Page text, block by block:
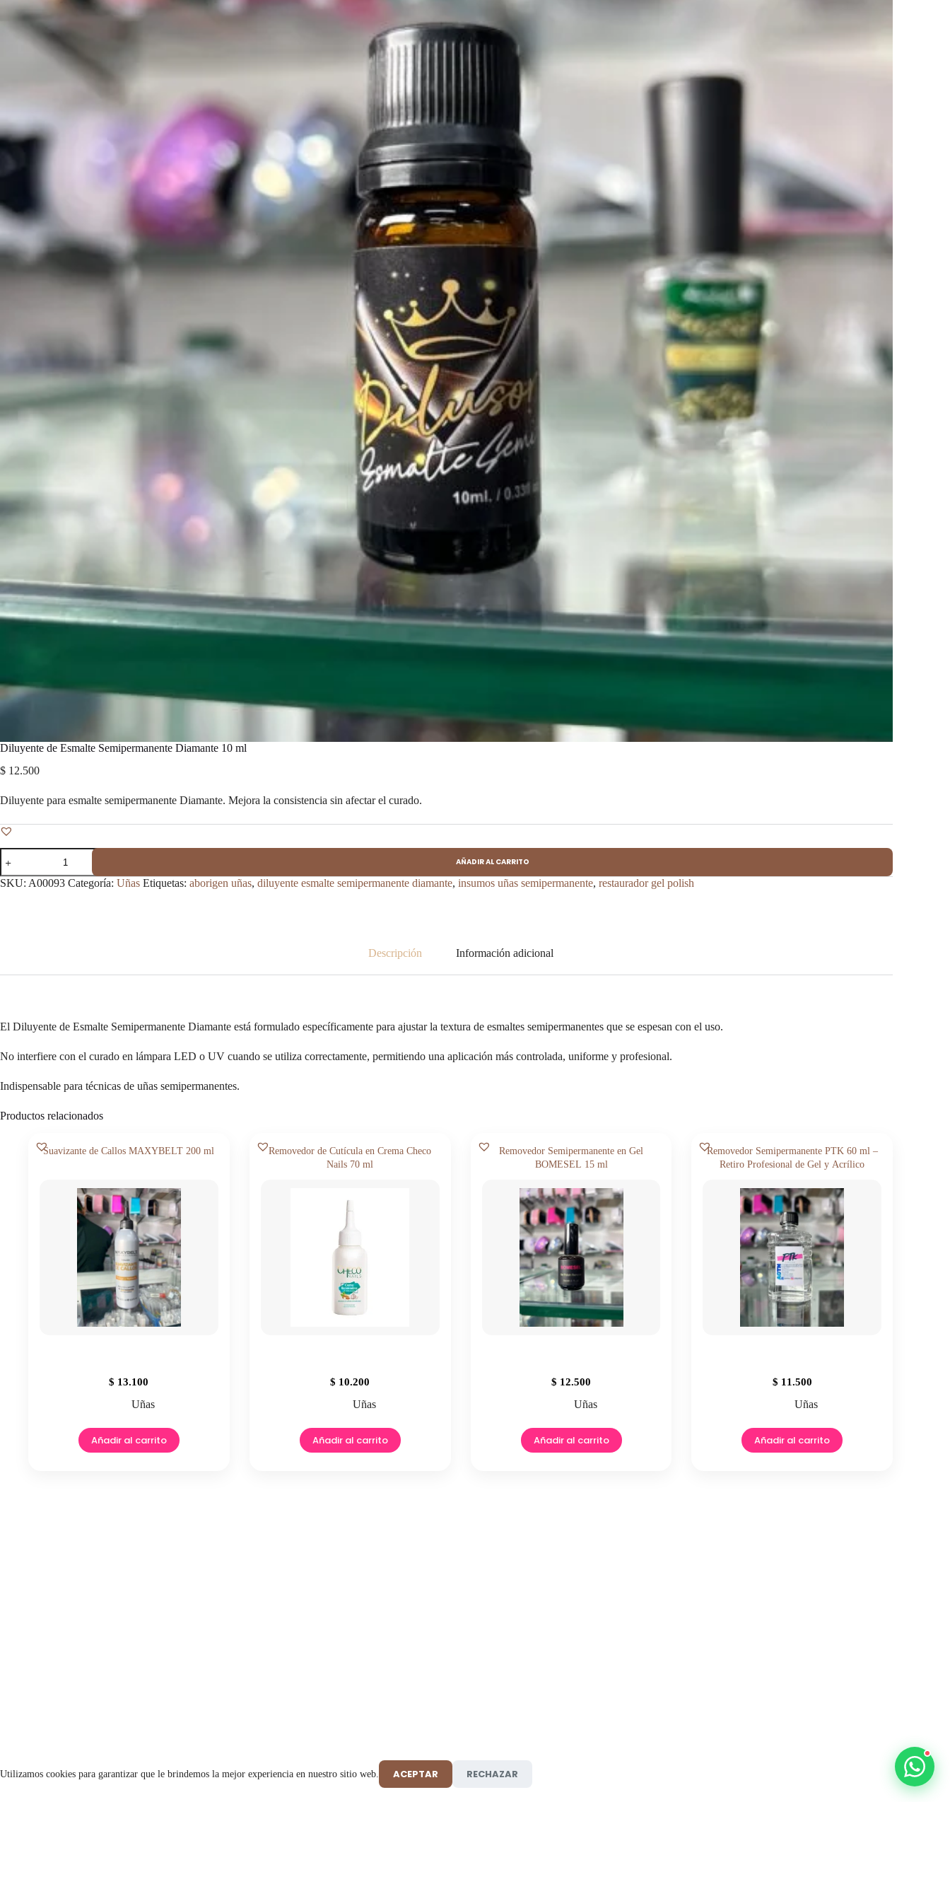
Utilizamos cookies para garantizar que le brindemos la mejor experiencia en nuestro sitio web. ACEPTAR RECHAZAR
Diluyente de Esmalte Semipermanente Diamante 10 ml
$ 12.500
Diluyente para esmalte semipermanente Diamante. Mejora la consistencia sin afectar el curado.
Diluyente
de
Esmalte
Semipermanente
AÑADIR AL CARRITO
SKU: A00093 Categoría: Uñas Etiquetas: aborigen uñas, diluyente esmalte semipermanente diamante, insumos uñas semipermanente, restaurador gel polish
Descripción Información adicional
El Diluyente de Esmalte Semipermanente Diamante está formulado específicamente para ajustar la textura de esmaltes semipermanentes que se espesan con el uso.
No interfiere con el curado en lámpara LED o UV cuando se utiliza correctamente, permitiendo una aplicación más controlada, uniforme y profesional.
Indispensable para técnicas de uñas semipermanentes.
Productos relacionados
Suavizante de Callos MAXYBELT 200 ml
$ 13.100
Uñas
Añadir al carrito
Removedor de Cutícula en Crema Checo
Nails 70 ml
$ 10.200
Uñas
Añadir al carrito
Removedor Semipermanente en Gel
BOMESEL 15 ml
$ 12.500
Uñas
Añadir al carrito
Removedor Semipermanente PTK 60 ml –
Retiro Profesional de Gel y Acrílico
$ 11.500
Uñas
Añadir al carrito